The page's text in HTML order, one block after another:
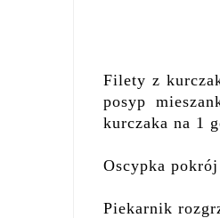
Filety z
posyp
kurczaka na 1
Oscypka
Piekarnik